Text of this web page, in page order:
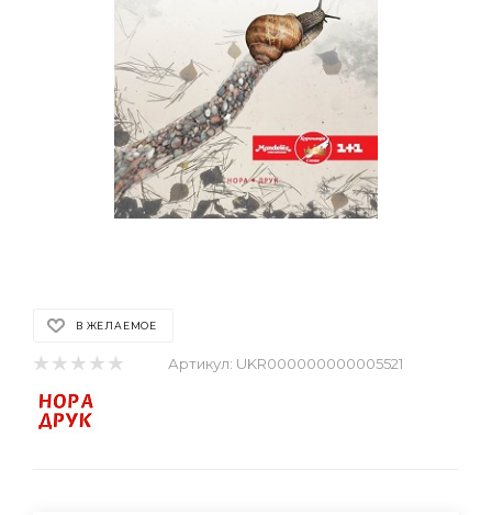
В ЖЕЛАЕМОЕ
Артикул: UKR000000000005521